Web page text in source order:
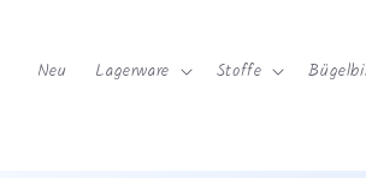
Neu Lagerware Stoffe